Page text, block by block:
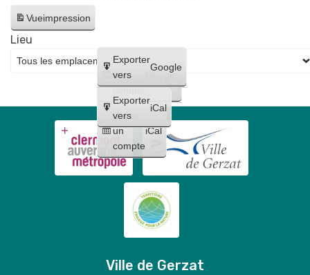
Vueimpression
Créer
un
compte
Google
Créer
un
compte
iCal
Exporter
vers
Google
Exporter
vers
iCal
Lieu
Ville de Gerzat